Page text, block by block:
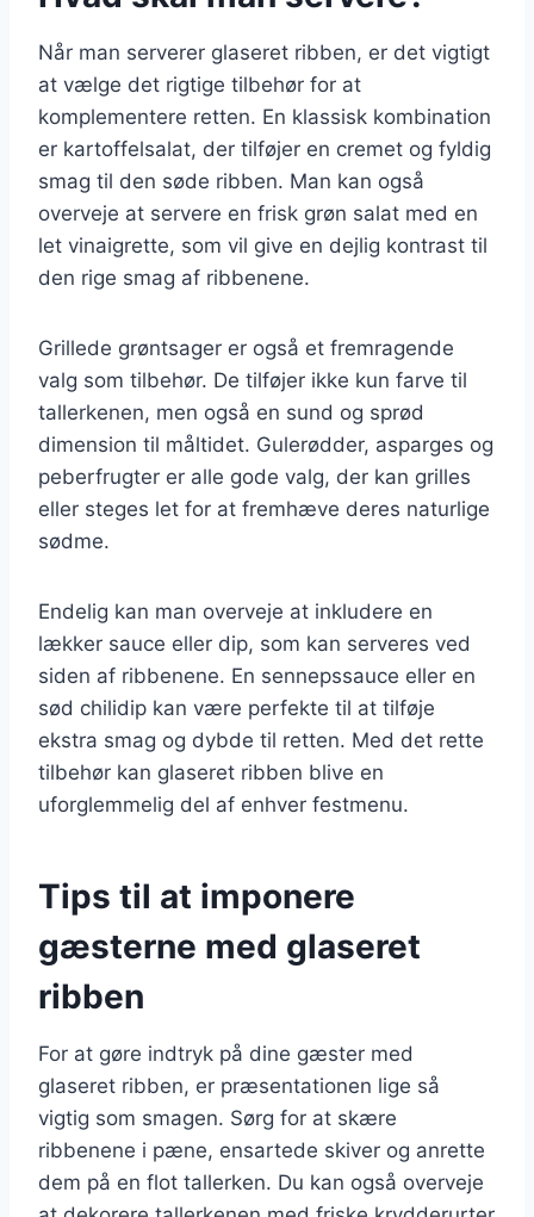
Når man serverer glaseret ribben, er det vigtigt
at vælge det rigtige tilbehør for at
komplementere retten. En klassisk kombination
er kartoffelsalat, der tilføjer en cremet og fyldig
smag til den søde ribben. Man kan også
overveje at servere en frisk grøn salat med en
let vinaigrette, som vil give en dejlig kontrast til
den rige smag af ribbenene.
Grillede grøntsager er også et fremragende
valg som tilbehør. De tilføjer ikke kun farve til
tallerkenen, men også en sund og sprød
dimension til måltidet. Gulerødder, asparges og
peberfrugter er alle gode valg, der kan grilles
eller steges let for at fremhæve deres naturlige
sødme.
Endelig kan man overveje at inkludere en
lækker sauce eller dip, som kan serveres ved
siden af ribbenene. En sennepssauce eller en
sød chilidip kan være perfekte til at tilføje
ekstra smag og dybde til retten. Med det rette
tilbehør kan glaseret ribben blive en
uforglemmelig del af enhver festmenu.
Tips til at imponere
gæsterne med glaseret
ribben
For at gøre indtryk på dine gæster med
glaseret ribben, er præsentationen lige så
vigtig som smagen. Sørg for at skære
ribbenene i pæne, ensartede skiver og anrette
dem på en flot tallerken. Du kan også overveje